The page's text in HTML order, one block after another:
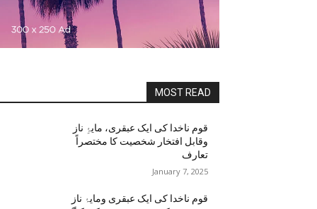
MOST READ
قوم ناخدا کی ایک عبقری، مایۂِ ناز
وقابل افتخار شخصیت کا مختصراً
تعارف
January 7, 2025
قوم ناخدا کی ایک عبقری ومایۂ ناز